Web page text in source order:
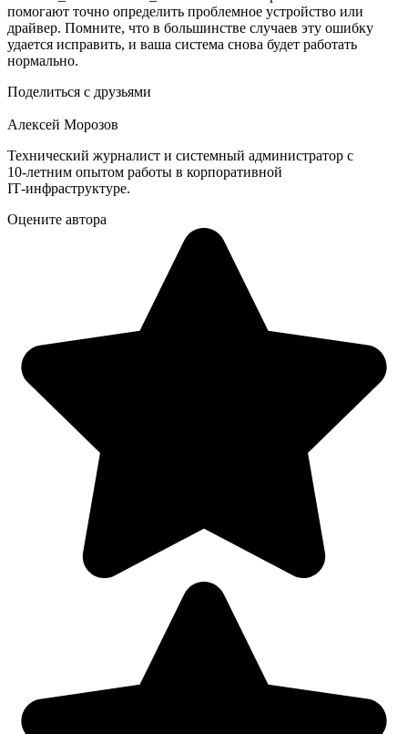
помогают точно определить проблемное устройство или
драйвер. Помните, что в большинстве случаев эту ошибку
удается исправить, и ваша система снова будет работать
нормально.
Поделиться с друзьями
Алексей Морозов
Технический журналист и системный администратор с
10‑летним опытом работы в корпоративной
IT‑инфраструктуре.
Оцените автора